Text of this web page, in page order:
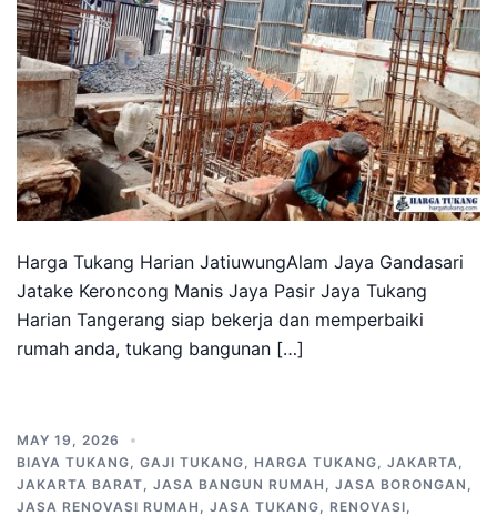
Harga Tukang Harian JatiuwungAlam Jaya Gandasari
Jatake Keroncong Manis Jaya Pasir Jaya Tukang
Harian Tangerang siap bekerja dan memperbaiki
rumah anda, tukang bangunan […]
MAY 19, 2026
BIAYA TUKANG
GAJI TUKANG HARGA TUKANG JAKARTA
JAKARTA BARAT
JASA BANGUN RUMAH JASA BORONGAN
JASA RENOVASI RUMAH
JASA TUKANG RENOVASI